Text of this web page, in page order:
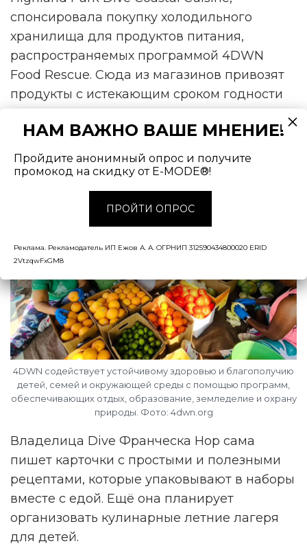
спонсировала покупку холодильного
хранилища для продуктов питания,
распространяемых программой 4DWN
Food Rescue. Сюда из магазинов привозят
продукты с истекающим сроком годности
и распределяют их между сотнями
нуждающихся семей.
4DWN содействует устойчивому здоровью и благополучию
детей, семей и окружающей среды с помощью программ,
обеспечивающих отдых, образование, земледелие и охрану
природы. Фото: 4dwn.org
Владелица Dive Франческа Нор сама
пишет карточки с простыми и полезными
рецептами, которые упаковывают в наборы
вместе с едой. Ещё она планирует
организовать кулинарные летние лагеря
для детей.
НАМ ВАЖНО ВАШЕ МНЕНИЕ!
Пройдите анонимный опрос и получите
промокод на скидку от E-MODE®!
ПРОЙТИ ОПРОС
Реклама. Рекламодатель ИП Ежов А. А. ОГРНИП 312590434800020 ERID
2VtzqwFxGM8